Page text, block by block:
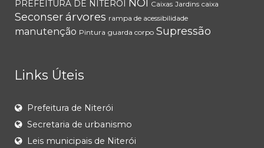
PREFEITURA DE NITERÓI NOI Caixas Jardins caixa
Seconserárvores rampa de acessibilidade
manutenção Pintura guarda corpo Supressão
Links Úteis
Prefeitura de Niterói
Secretaria de urbanismo
Leis municipais de Niterói